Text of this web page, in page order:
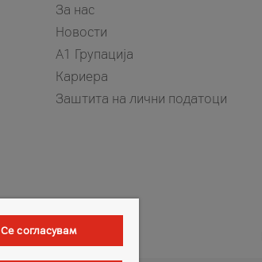
За нас
Новости
А1 Групација
Кариера
Заштита на лични податоци
Се согласувам